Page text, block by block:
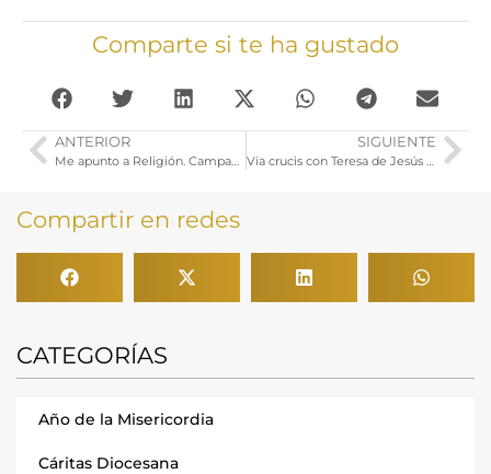
Comparte si te ha gustado
ANTERIOR
Me apunto a Religión. Campaña Curso 2017-2018
SIGUIENTE
Via crucis con Teresa de Jesús y Celebración Penitencial para cofrades
Compartir en redes
CATEGORÍAS
Año de la Misericordia
Cáritas Diocesana